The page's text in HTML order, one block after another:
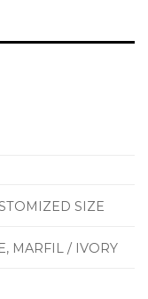
SIZE
MARFIL / IVORY